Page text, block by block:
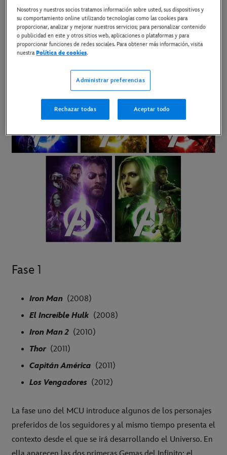
aparecen y incluso cuándo aparecen por primera vez las
Gemas del Infinito y dónde se encuentran en el momento
actual...
Fase 1
Iron Man (2008)
El Increíble Hulk (2008)
Iron Man 2 (2010)
Thor (2011)
Capitán América (2011)
Los Vengadores (2012)
La fase uno del MCU introduce algunos de los personajes
preferidos de los seguidores y al mismo tiempo presenta el
contexto desde el que se irá desarrollando el Universo. En
Nosotros y nuestros socios tratamos información sobre usted, sus dispositivos y
su comportamiento online utilizando tecnologías como las cookies para
proporcionar, analizar y mejorar nuestros servicios; para personalizar contenido
o publicidad en este y otros sitios web, aplicaciones o plataformas y para
proporcionar funciones de redes sociales. Para obtener más información, visita
nuestraPolítica de cookies.
Administrar preferencias
Rechazar todas Aceptar todo